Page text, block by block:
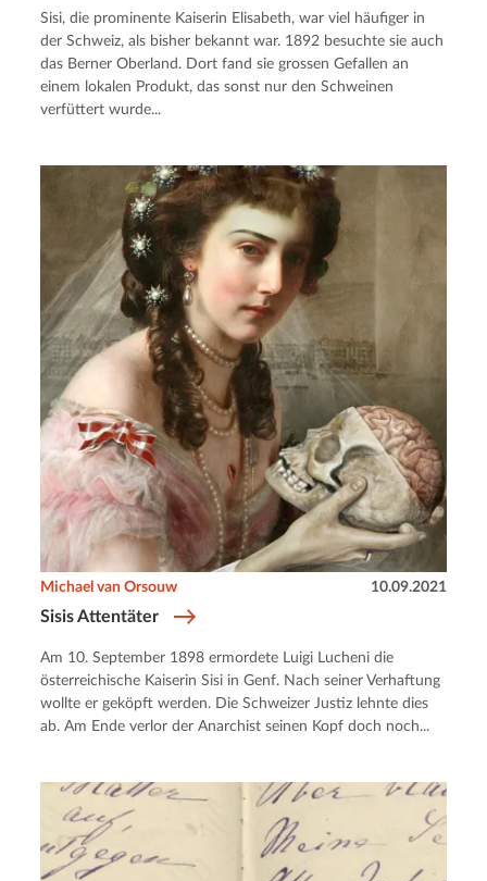
Sisi, die prominente Kaiserin Elisabeth, war viel häufiger in
der Schweiz, als bisher bekannt war. 1892 besuchte sie auch
das Berner Oberland. Dort fand sie grossen Gefallen an
einem lokalen Produkt, das sonst nur den Schweinen
verfüttert wurde...
Sisis Attentäter
Michael van Orsouw 10.09.2021
Am 10. September 1898 ermordete Luigi Lucheni die
österreichische Kaiserin Sisi in Genf. Nach seiner Verhaftung
wollte er geköpft werden. Die Schweizer Justiz lehnte dies
ab. Am Ende verlor der Anarchist seinen Kopf doch noch...